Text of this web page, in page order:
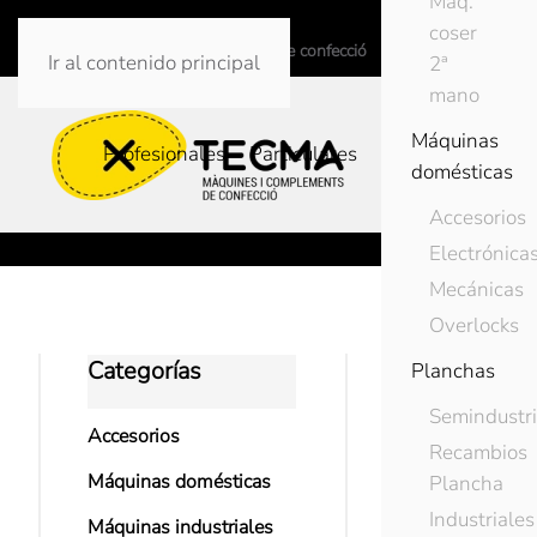
Ir al contenido principal
info@tecmaweb.net
Màquines i complements de confecció
Profesionales Particulares
coser
2ª
mano
Máquinas
domésticas
Accesorios
Electrónicas
Mecánicas
Overlocks
Planchas
Recambios
Plancha
Industriales
Inicio Accesorios
Categorías
Accesorios
Máquinas domésticas
Máquinas industriales